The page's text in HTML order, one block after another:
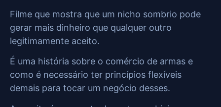
Filme que mostra que um nicho sombrio pode
gerar mais dinheiro que qualquer outro
legitimamente aceito.
É uma história sobre o comércio de armas e
como é necessário ter princípios flexíveis
demais para tocar um negócio desses.